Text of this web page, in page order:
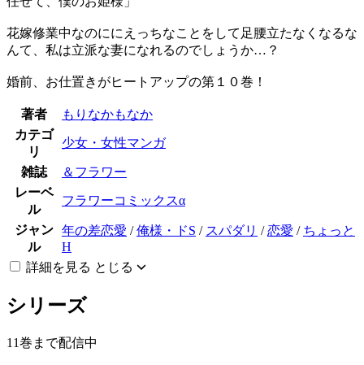
花嫁修業中なのににえっちなことをして足腰立たなくなるな
んて、私は立派な妻になれるのでしょうか…？
婚前、お仕置きがヒートアップの第１０巻！
著者
もりなかもなか
カテゴ
リ
少女・女性マンガ
雑誌
＆フラワー
レーベ
ル
フラワーコミックスα
ジャン
ル
年の差恋愛 /俺様・ドS / スパダリ /恋愛 / ちょっと
H
詳細を見る とじる
シリーズ
11巻まで配信中